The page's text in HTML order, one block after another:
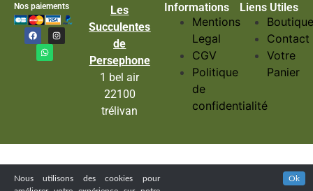
Nos paiements
Les
Succulentes
de
Persephone
1 bel air
22100
trélivan
Informations
Mentions
Legal
CGV
Politique
de
confidentialité
Liens Utiles
Contact
Votre
Panier
Nous utilisons des cookies pour
Ok